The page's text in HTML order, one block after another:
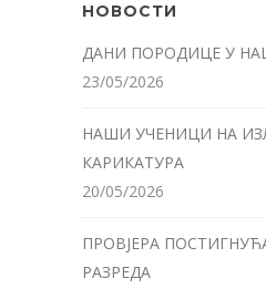
НОВОСТИ
ДАНИ ПОРОДИЦЕ У
23/05/2026
НАШИ УЧЕНИЦИ НА
КАРИКАТУРА
20/05/2026
ПРОВЈЕРА
РАЗРЕДА